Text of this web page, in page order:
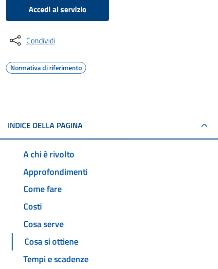
Accedi al servizio
Condividi
Normativa di riferimento
INDICE DELLA PAGINA
A chi è rivolto
Approfondimenti
Come fare
Costi
Cosa serve
Cosa si ottiene
Tempi e scadenze